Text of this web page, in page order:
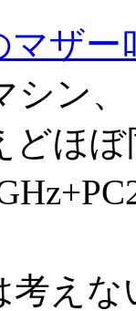
マザー
ン、
どほ
えな